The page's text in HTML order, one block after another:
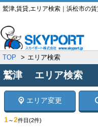
鷲津,賃貸,エリア検索｜浜松市の
TOP エリア検索
鷲津 エリア検索
エリア変更
1～2件目 (2件)